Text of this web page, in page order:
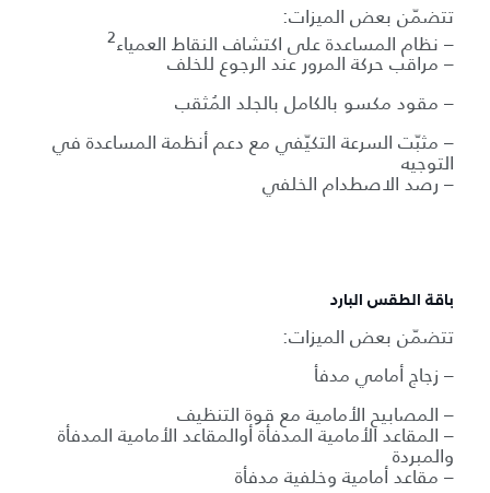
تتضمّن بعض الميزات:
– نظام المساعدة على اكتشاف النقاط العمياء2
– مراقب حركة المرور عند الرجوع للخلف
– مقود مكسو بالكامل بالجلد المُثقب
– مثبّت السرعة التكيّفي مع دعم أنظمة المساعدة في
التوجيه
– رصد الاصطدام الخلفي
باقة الطقس البارد
تتضمّن بعض الميزات:
– زجاج أمامي مدفأ
– المصابيح الأمامية مع قوة التنظيف
– المقاعد الأمامية المدفأة أوالمقاعد الأمامية المدفأة
والمبردة
– مقاعد أمامية وخلفية مدفأة